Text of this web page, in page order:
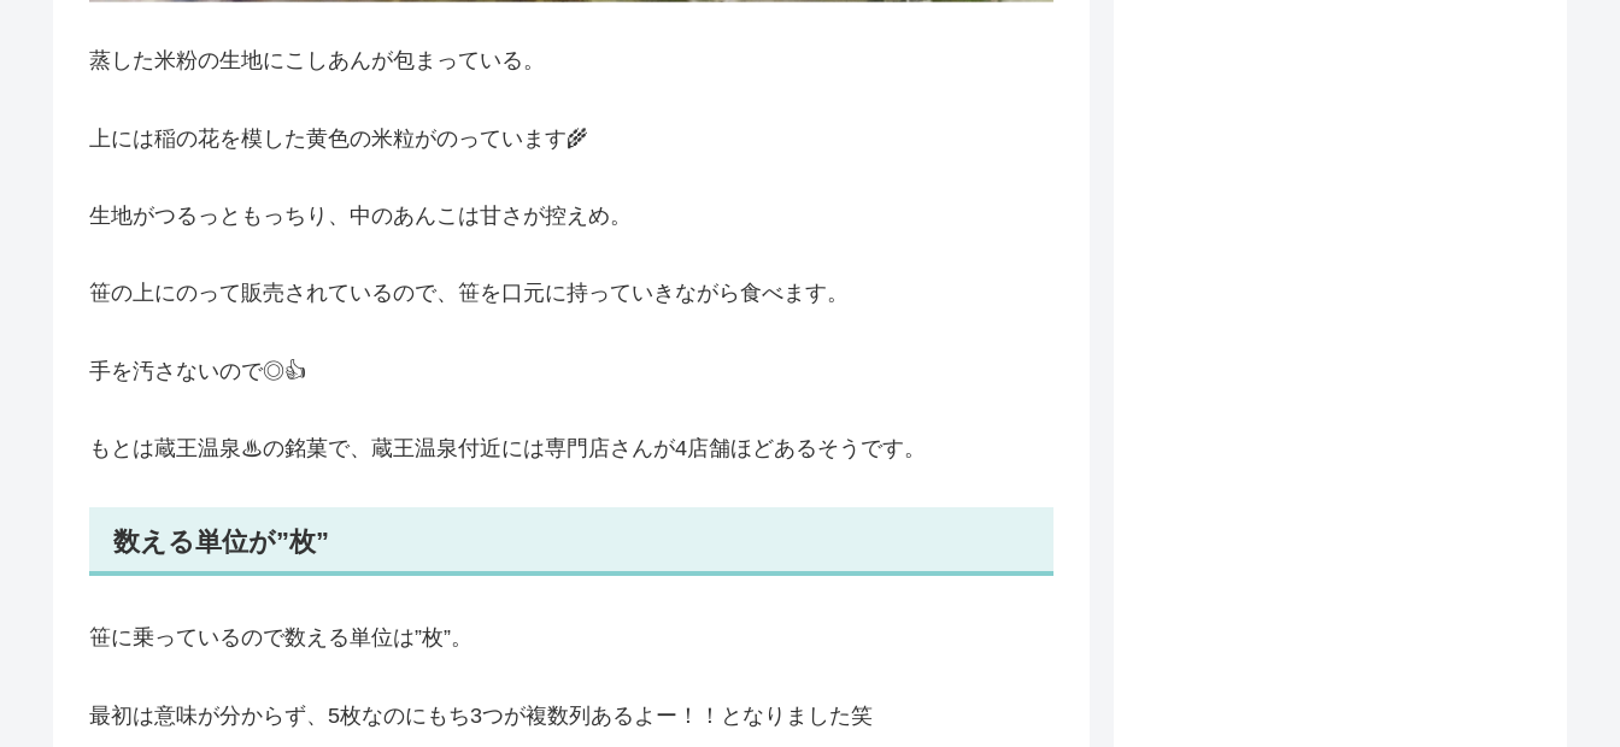
蒸した米粉の生地にこしあんが包まっている。
上には稲の花を模した黄色の米粒がのっています🌾
生地がつるっともっちり、中のあんこは甘さが控えめ。
笹の上にのって販売されているので、笹を口元に持っていきながら食べます。
手を汚さないので◎👍
もとは蔵王温泉♨の銘菓で、蔵王温泉付近には専門店さんが4店舗ほどあるそうです。
数える単位が”枚”
笹に乗っているので数える単位は”枚”。
最初は意味が分からず、5枚なのにもち3つが複数列あるよー！！となりました笑